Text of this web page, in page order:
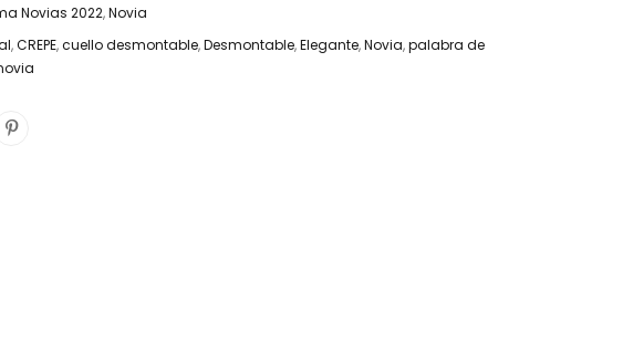
Novias 2022,Novia
,CREPE,cuello desmontable,Desmontable,Elegante,Novia,palabra de